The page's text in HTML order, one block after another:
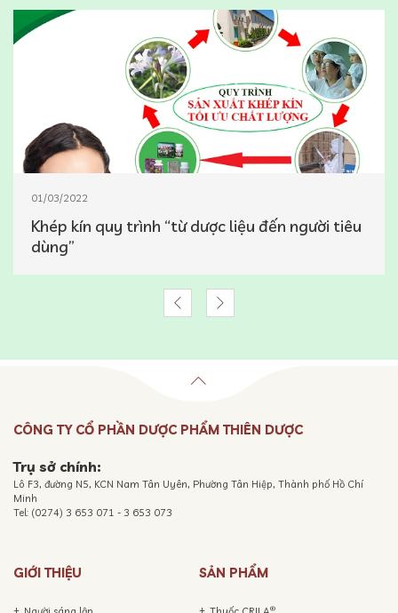
01/03/2022
Khép kín quy trình “từ dược liệu đến người tiêu
dùng”
CÔNG TY CỔ PHẦN DƯỢC PHẨM THIÊN DƯỢC
Trụ sở chính:
Lô F3, đường N5, KCN Nam Tân Uyên, Phường Tân Hiệp, Thành phố Hồ Chí
Minh
Tel: (0274) 3 653 071 - 3 653 073
GIỚI THIỆU SẢN PHẨM
®